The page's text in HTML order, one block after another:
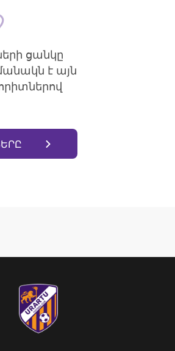
ցանկը
է այն